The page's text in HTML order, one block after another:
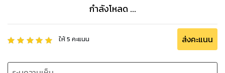
กำลังโหลด ...
ให้5 คะแนน ส่งคะแนน